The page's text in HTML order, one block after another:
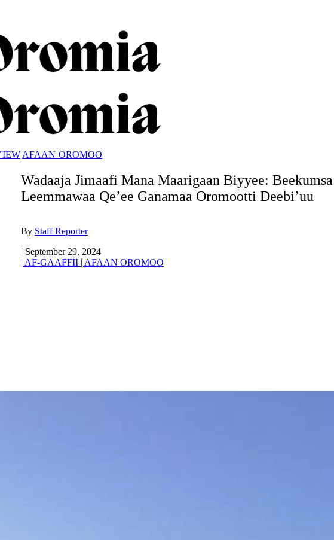
AFAAN OROMOO
Wadaaja Jimaafi Mana Maarigaan Biyyee: Beekumsa
Leemmawaa Qe’ee Ganamaa Oromootti Deebi’uu
By Staff Reporter
| September 29, 2024
| AF-GAAFFII | AFAAN OROMOO